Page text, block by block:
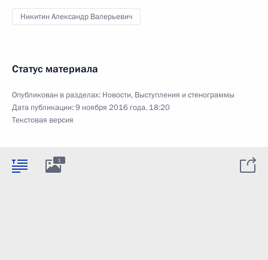
Никитин Александр Валерьевич
Статус материала
Опубликован в разделах: Новости, Выступления и стенограммы
Дата публикации:9 ноября 2016 года, 18:20
Текстовая версия
1